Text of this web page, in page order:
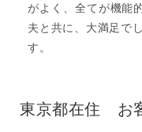
がよく、全てが機能
夫と共に、大満足で
す。
東京都在住 お